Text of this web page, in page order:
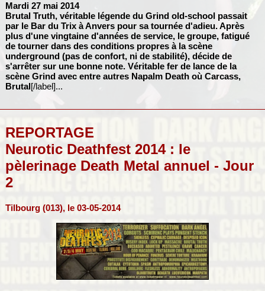
Mardi 27 mai 2014
Brutal Truth, véritable légende du Grind old-school passait
par le Bar du Trix à Anvers pour sa tournée d'adieu. Après
plus d'une vingtaine d'années de service, le groupe, fatigué
de tourner dans des conditions propres à la scène
underground (pas de confort, ni de stabilité), décide de
s'arrêter sur une bonne note. Véritable fer de lance de la
scène Grind avec entre autres Napalm Deathoù Carcass,
Brutal[/label]...
REPORTAGE
Neurotic Deathfest 2014 : le
pèlerinage Death Metal annuel - Jour
2
Tilbourg (013), le 03-05-2014